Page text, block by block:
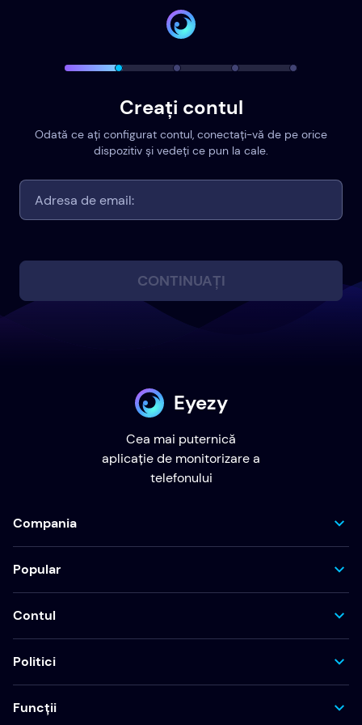
Creați contul
Odată ce ați configurat contul, conectați-vă de pe orice
dispozitiv și vedeți ce pun la cale.
CONTINUAȚI
Eyezy
Cea mai puternică
aplicație de monitorizare a
telefonului
Compania
Popular
Contul
Politici
Funcții